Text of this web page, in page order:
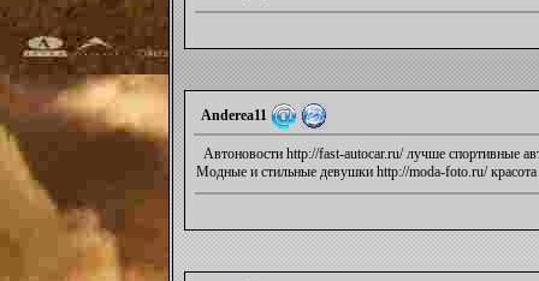
Anderea11
Автоновости http://fast-autocar.ru/ лучше спортивные
Модные и стильные девушки http://moda-foto.ru/ красота